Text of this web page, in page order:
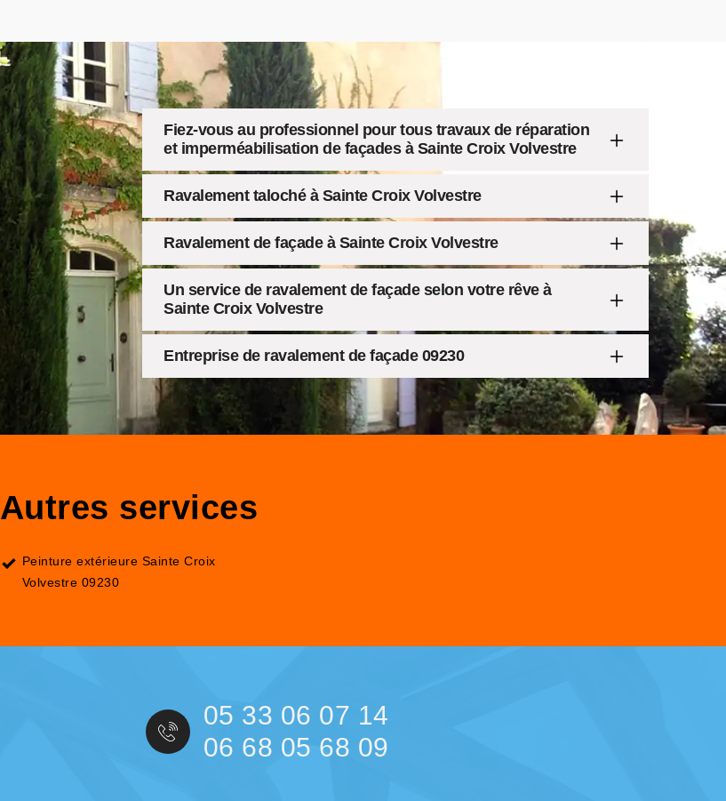
Fiez-vous au professionnel pour tous travaux de réparation
et imperméabilisation de façades à Sainte Croix Volvestre
Ravalement taloché à Sainte Croix Volvestre
Ravalement de façade à Sainte Croix Volvestre
Un service de ravalement de façade selon votre rêve à
Sainte Croix Volvestre
Entreprise de ravalement de façade 09230
Autres services
Peinture extérieure Sainte Croix
Volvestre 09230
05 33 06 07 14
06 68 05 68 09